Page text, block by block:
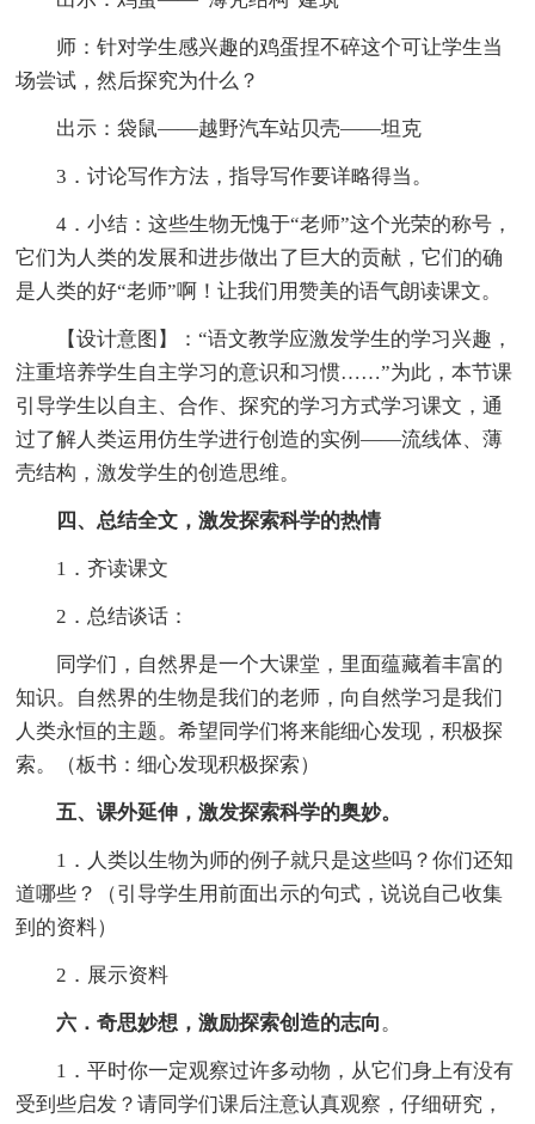
师：针对学生感兴趣的鸡蛋捏不碎这个可让学生当
场尝试，然后探究为什么？
出示：袋鼠——越野汽车站贝壳——坦克
3．讨论写作方法，指导写作要详略得当。
4．小结：这些生物无愧于“老师”这个光荣的称号，
它们为人类的发展和进步做出了巨大的贡献，它们的确
是人类的好“老师”啊！让我们用赞美的语气朗读课文。
【设计意图】：“语文教学应激发学生的学习兴趣，
注重培养学生自主学习的意识和习惯……”为此，本节课
引导学生以自主、合作、探究的学习方式学习课文，通
过了解人类运用仿生学进行创造的实例——流线体、薄
壳结构，激发学生的创造思维。
四、总结全文，激发探索科学的热情
1．齐读课文
2．总结谈话：
同学们，自然界是一个大课堂，里面蕴藏着丰富的
知识。自然界的生物是我们的老师，向自然学习是我们
人类永恒的主题。希望同学们将来能细心发现，积极探
索。（板书：细心发现积极探索）
五、课外延伸，激发探索科学的奥妙。
1．人类以生物为师的例子就只是这些吗？你们还知
道哪些？（引导学生用前面出示的句式，说说自己收集
到的资料）
2．展示资料
六．奇思妙想，激励探索创造的志向。
1．平时你一定观察过许多动物，从它们身上有没有
受到些启发？请同学们课后注意认真观察，仔细研究，